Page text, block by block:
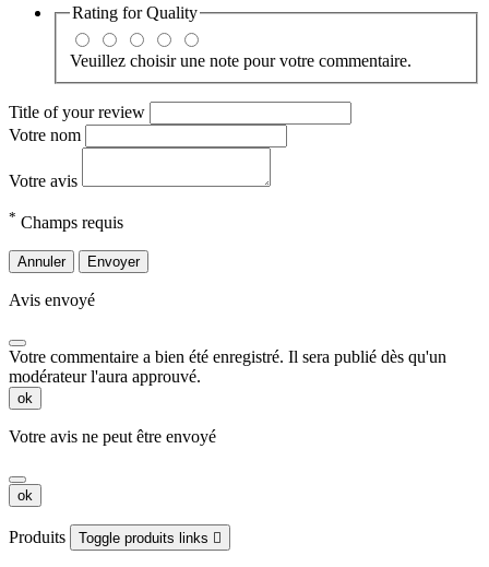
Rating forQuality
Veuillez choisir une note pour votre commentaire.
Title of your review
Votre nom
Votre avis
* Champs requis
Annuler Envoyer
Avis envoyé
Votre commentaire a bien été enregistré. Il sera publié dès qu'un
modérateur l'aura approuvé.
ok
Votre avis ne peut être envoyé
ok
Produits Toggle produits links 